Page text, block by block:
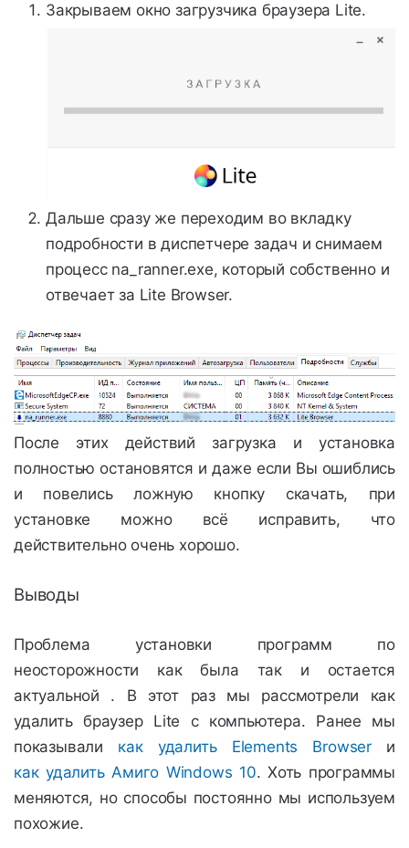
Закрываем окно загрузчика браузера Lite.
Дальше сразу же переходим во вкладку
подробности в диспетчере задач и снимаем
процесс na_ranner.exe, который собственно и
отвечает за Lite Browser.
После этих действий загрузка и установка
полностью остановятся и даже если Вы ошиблись
и повелись ложную кнопку скачать, при
установке можно всё исправить, что
действительно очень хорошо.
Выводы
Проблема установки программ по
неосторожности как была так и остается
актуальной . В этот раз мы рассмотрели как
удалить браузер Lite с компьютера. Ранее мы
показывали как удалить Elements Browserи
как удалить Амиго Windows 10. Хоть программы
меняются, но способы постоянно мы используем
похожие.